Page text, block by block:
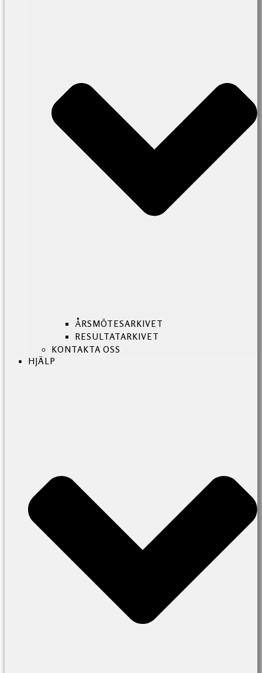
ÅRSMÖTESARKIVET
RESULTATARKIVET
KONTAKTA OSS
HJÄLP